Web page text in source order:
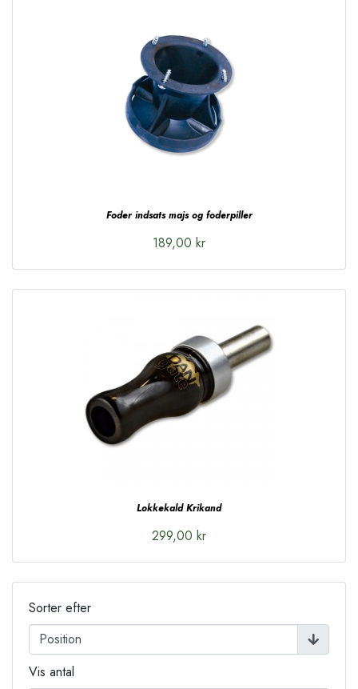
Foder indsats majs og foderpiller
189,00 kr
Lokkekald Krikand
299,00 kr
Sorter efter
Vis antal